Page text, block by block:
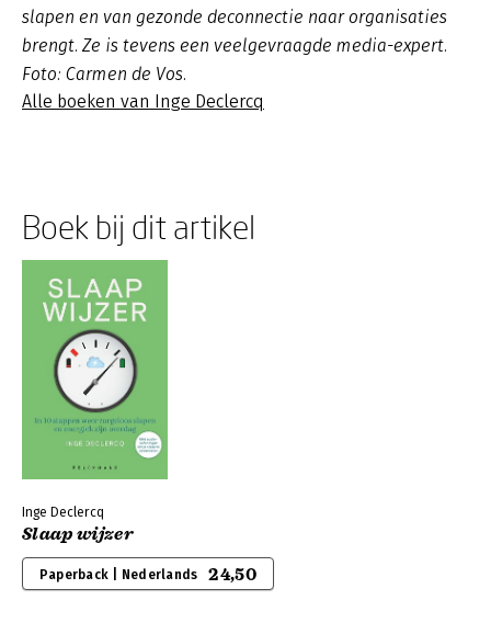
slapen en van gezonde deconnectie naar organisaties
brengt. Ze is tevens een veelgevraagde media-expert.
Foto: Carmen de Vos.
Alle boeken van Inge Declercq
Boek bij dit artikel
Inge Declercq
Slaap wijzer
Paperback | Nederlands 24,50